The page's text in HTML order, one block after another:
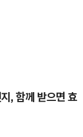
, 함께 받으면 효